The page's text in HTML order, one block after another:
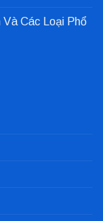
Các Loại Phổ